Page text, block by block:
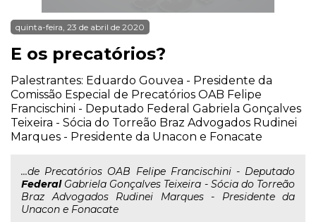
quinta-feira, 23 de abril de 2020
E os precatórios?
Palestrantes: Eduardo Gouvea - Presidente da
Comissão Especial de Precatórios OAB Felipe
Francischini - Deputado Federal Gabriela Gonçalves
Teixeira - Sócia do Torreão Braz Advogados Rudinei
Marques - Presidente da Unacon e Fonacate
...de Precatórios OAB Felipe Francischini - Deputado
FederalGabriela Gonçalves Teixeira - Sócia do Torreão
Braz Advogados Rudinei Marques - Presidente da
Unacon e Fonacate